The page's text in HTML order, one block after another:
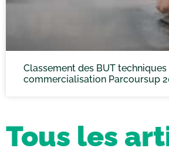
Classement des BUT techniques
commercialisation Parcoursup
Tous les